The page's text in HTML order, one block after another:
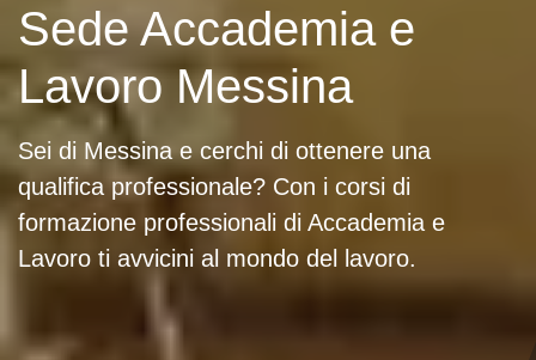
Sede Accademia e
Lavoro Messina
Sei di Messina e cerchi di ottenere una
qualifica professionale? Con i corsi di
formazione professionali di Accademia e
Lavoro ti avvicini al mondo del lavoro.